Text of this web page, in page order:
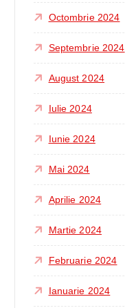
Octombrie 2024
Septembrie 2024
August 2024
Iulie 2024
Iunie 2024
Mai 2024
Aprilie 2024
Martie 2024
Februarie 2024
Ianuarie 2024